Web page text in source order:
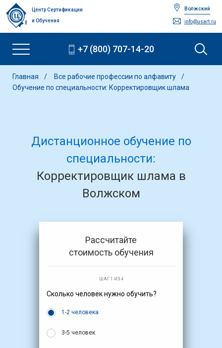
Центр Сертификации
и Обучения
Волжский
info@usart.ru
+7 (800) 707-14-20
Главная
Все рабочие профессии по алфавиту
Обучение по специальности: Корректировщик шлама
Дистанционное обучение по
специальности:
Корректировщик шлама в
Волжском
Рассчитайте
стоимость обучения
ШАГ 1 ИЗ 4
Сколько человек нужно обучить?
1-2 человека
3-5 человек